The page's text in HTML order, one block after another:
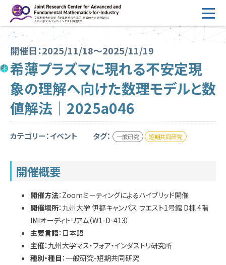
へ
HOME
運営
2026年度公募
2026年度 随時募集枠 公募
採択研究・報告書一覧
研究代表者専用 委員専用
学内専用
English
開催日：2025/11/18～2025/11/19
希薄プラズマに現れる不安定現
象の理解へ向けた数理モデルと数
値解法｜2025a046
カテゴリー：イベント タグ： 一般研究 短期共同研究
開催概要
開催方法：Zoomミーティングによるハイブリッド開催
開催場所：九州大学 伊都キャンパス ウエスト1号館 D棟 4階
IMIオーディトリアム（W1-D-413）
主要言語：日本語
主催：九州大学マス・フォア・インダストリ研究所
種別・種目 ：一般研究-短期共同研究